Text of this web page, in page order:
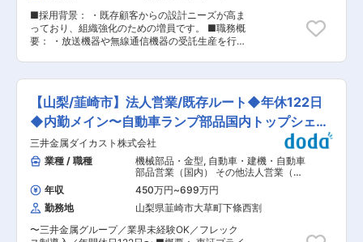
メカニズムを論理的に解釈・説明する能力といっ
た素養が、顧客の高度な技術課題を解決するため
の不可欠な「共通言語」となるため、リガクの装
躍いただける領域になります。 ■働き方： ・出
張：本社である東京工場（東京都昭島市）での勤
ある山梨へ出張いただくような働き方になりま
す。 ・在宅：１〜２日程度/週 ※業務習得後、拝
島工場勤務時のみ 変更の範囲：会社の定める業務
※業務の都合によっては会社外の職務に従事する
ため出向又は転属を命じることがあります。
ント： ・専門スキルを身に着けられる環境 弊社
は鉄骨造に特化しており、特に軽量鉄骨構造、シ
ステム建築については多くの知見を保有していま
すが、物置からビル建築まで多種多様な用途の建
物を取り扱っていることから、幅広い設計スキル
ざいません。また、昇給：年1回平均3〜
5％（2023年実績）／賞与 年2回（7・12月）約
6カ月分（過去実績）と収入も安定しておりま
す。 ■企業について (採用HP：
https://recruit.new.naitohouse.co.jp/) ・「ただ建
てる」のではなく顧客の課題解決ができるかどう
かという視座で提案をするため、価格競争はせ
ず、品質や課題解決力で信頼を得、安定した経営
基盤を得ています。 ・結果だけではなく顧客の課
題解決プロセスを評価・賞賛する社風でやりがい
を得られやすい環境です。具体的には、顧客要望
■採用背景： ・既存顧客からの設計ニーズが高ま
っており、組織強化のための増員です。 ■職務概
要： ・放送機器や無線通信機器の受託生産を行う
は習熟度に応じて回路/制御両方の電気設計をお任
せします。 ■職務詳細： ・回路設計：アナログ
の回路設計がメインとなります。 ・お客様から頂
いた企画・仕様をもとに、詳細設計から実機によ
る動作検証までご担当頂きます。※パターン設計
は外注しています ・製品：通信系の制御機械・産
業機器などをご担当いただきます。メインは半導
体製造装置です。担当製品は状況やスキルに応じ
て決定します。 ・顧客先訪問：顧客先への技術営
業や製品の納入などで出張が発生する可能性がご
ざいます。エリアは全国で、期間は１泊〜1週間
弱程度です。 ■組織構成： ・設計：16名（ソフ
ト設計：5名/電気・回路設計：6名/機械設計：6
【山梨/韮崎市】法人営業/既存ルート◆年休122日
◆内勤メイン〜自動車ランプ部品国内トップシェ
ア〜
三井金属ダイカスト株式会社
業種 / 職種
機械部品・金型, 自動車・建機・自動車
部品営業（国内） その他法人営業（既
存・ルートセールス中心）
年収 450万円~699万円
勤務地
山梨県韮崎市大草町下條西割
〜三井金属グループ／業界未経験OK／フレック